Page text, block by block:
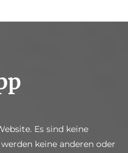
Es sind keine
keine anderen oder